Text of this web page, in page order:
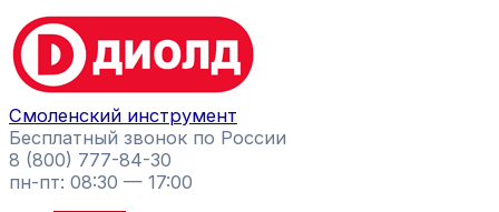
Перейти
к
содержимому
Смоленский инструмент
Бесплатный звонок по России
8 (800) 777-84-30
пн-пт: 08:30 — 17:00
Поиск
товаров